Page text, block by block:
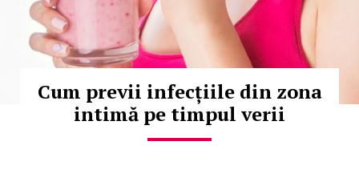
Cum previi infecțiile din zona
intimă pe timpul verii